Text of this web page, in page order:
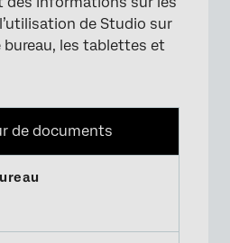
de Studio sur
bureau, les tablettes et
de documents